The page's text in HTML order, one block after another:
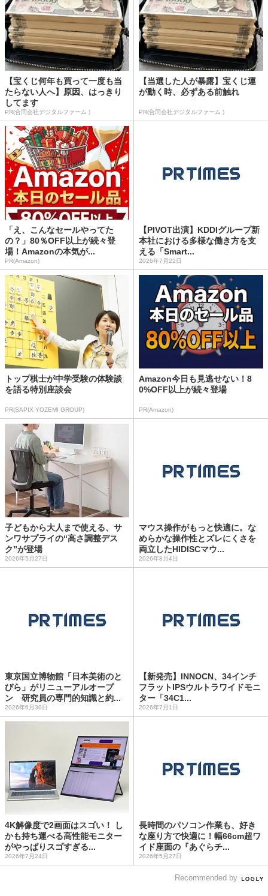
【宝くじ何年も買って一度も当
たらない人へ】原因、はっきり
してます
PR(合同会社デジタルファーム )
【当選した人が暴露】宝くじ運
が動く時、必ずある前触れ
PR(合同会社デジタルファーム )
「え、こんなセールやってた
の？」80％OFF以上が続々登
場！Amazonの本気が...
PR(Amazon)
【PIVOT出演】KDDIグループ新
本社における多様な働き方を支
える「Smart...
2026年7月22日
トップ棋士が中学受験の体験談
を語る特別座談会
PR(SAPIX YOZEMI GROUP)
Amazon今日も見逃せない！8
0%OFF以上が続々登場
PR(Amazon)
子どもから大人まで使える、サ
ンワサプライの“高さ調整デス
ク”が登場
2026年5月27日
マウス操作がもっと快適に。な
めらかな操作性とズレにくさを
両立したHIDISCマウ...
2026年8月4日
東京国立博物館「日本美術のと
びら」がリニューアルオープ
ン 研究員の専門的知識と約...
2026年6月30日
【新発売】INNOCN、34インチ
フラットIPSウルトラワイドモニ
ター「34C1...
2026年7月1日
4K解像度で2画面はスゴい！ し
かも持ち運べる高性能モニター
がやっぱりスゴすぎる...
2026年7月24日
長時間のパソコン作業も、好き
な座り方で快適に！幅66cm超ワ
イド座面の『あぐらチ...
2026年5月27日
Recommended by